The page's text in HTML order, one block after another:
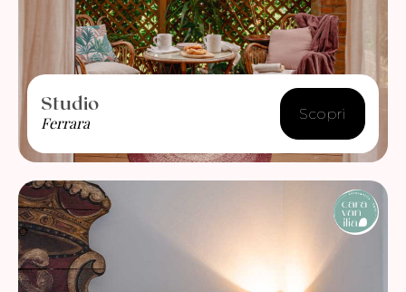
Studio
Ferrara Scopri